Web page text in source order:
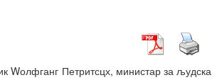
Wолфганг Петритсцх, министар за људска